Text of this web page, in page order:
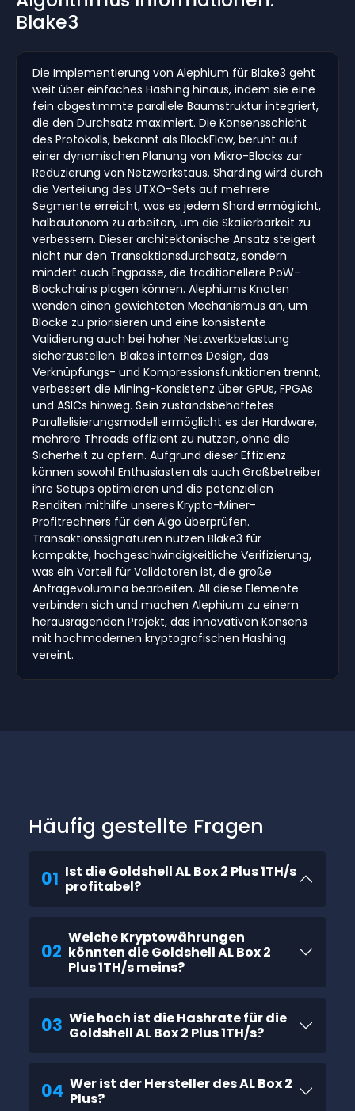
Blake3
Die Implementierung von Alephium für Blake3 geht
weit über einfaches Hashing hinaus, indem sie eine
fein abgestimmte parallele Baumstruktur integriert,
die den Durchsatz maximiert. Die Konsensschicht
des Protokolls, bekannt als BlockFlow, beruht auf
einer dynamischen Planung von Mikro-Blocks zur
Reduzierung von Netzwerkstaus. Sharding wird durch
die Verteilung des UTXO-Sets auf mehrere
Segmente erreicht, was es jedem Shard ermöglicht,
halbautonom zu arbeiten, um die Skalierbarkeit zu
verbessern. Dieser architektonische Ansatz steigert
nicht nur den Transaktionsdurchsatz, sondern
mindert auch Engpässe, die traditionellere PoW-
Blockchains plagen können. Alephiums Knoten
wenden einen gewichteten Mechanismus an, um
Blöcke zu priorisieren und eine konsistente
Validierung auch bei hoher Netzwerkbelastung
sicherzustellen. Blakes internes Design, das
Verknüpfungs- und Kompressionsfunktionen trennt,
verbessert die Mining-Konsistenz über GPUs, FPGAs
und ASICs hinweg. Sein zustandsbehaftetes
Parallelisierungsmodell ermöglicht es der Hardware,
mehrere Threads effizient zu nutzen, ohne die
Sicherheit zu opfern. Aufgrund dieser Effizienz
können sowohl Enthusiasten als auch Großbetreiber
ihre Setups optimieren und die potenziellen
Renditen mithilfe unseres Krypto-Miner-
Profitrechners für den Algo überprüfen.
Transaktionssignaturen nutzen Blake3 für
kompakte, hochgeschwindigkeitliche Verifizierung,
was ein Vorteil für Validatoren ist, die große
Anfragevolumina bearbeiten. All diese Elemente
verbinden sich und machen Alephium zu einem
herausragenden Projekt, das innovativen Konsens
mit hochmodernen kryptografischen Hashing
vereint.
Häufig gestellte Fragen
01 Ist die Goldshell AL Box 2 Plus 1TH/s
profitabel?
02
Welche Kryptowährungen
könnten die Goldshell AL Box 2
Plus 1TH/s meins?
03 Wie hoch ist die Hashrate für die
Goldshell AL Box 2 Plus 1TH/s?
04 Wer ist der Hersteller des AL Box 2
Plus?